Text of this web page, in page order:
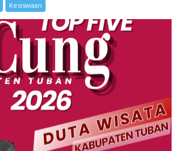
Kesiswaan